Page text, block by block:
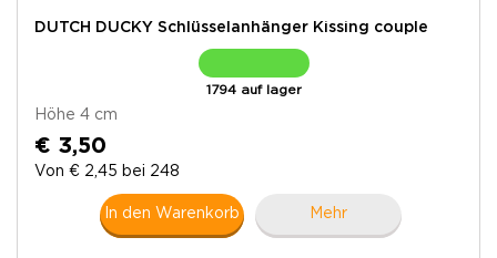
DUTCH DUCKY Schlüsselanhänger Kissing couple
1794 auf lager
Höhe 4 cm
€ 3,50
Von € 2,45 bei 248
In den Warenkorb Mehr